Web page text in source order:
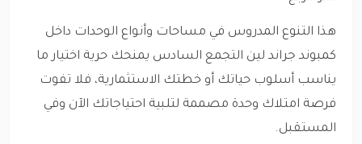
هذا التنوع المدروس في مساحات وأنواع الوحدات داخل
كمبوند جراند لين التجمع السادس يمنحك حرية اختيار ما
يناسب أسلوب حياتك أو خطتك الاستثمارية، فلا تفوت
فرصة امتلاك وحدة مصممة لتلبية احتياجاتك الآن وفي
المستقبل.